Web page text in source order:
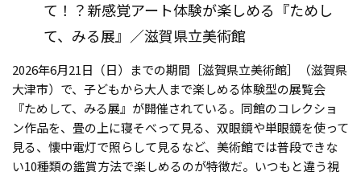
て！？新感覚アート体験が楽しめる『ためし
て、みる展』／滋賀県立美術館
2026年6月21日（日）までの期間［滋賀県立美術館］（滋賀県
大津市）で、子どもから大人まで楽しめる体験型の展覧会
『ためして、みる展』が開催されている。同館のコレクショ
ン作品を、畳の上に寝そべって見る、双眼鏡や単眼鏡を使って
見る、懐中電灯で照らして見るなど、美術館では普段できな
い10種類の鑑賞方法で楽しめるのが特徴だ。いつもと違う視